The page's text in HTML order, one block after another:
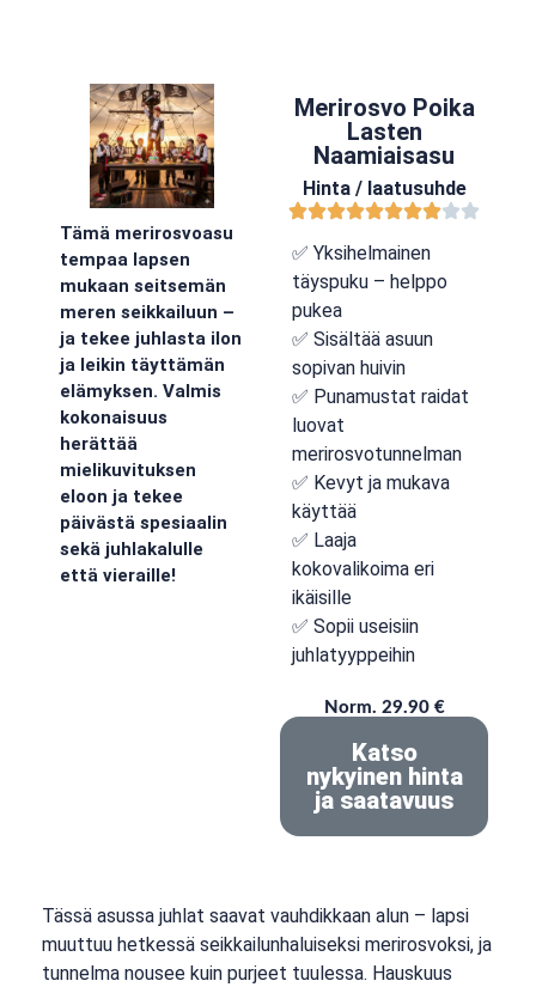
Tämä merirosvoasu
tempaa lapsen
mukaan seitsemän
meren seikkailuun –
ja tekee juhlasta ilon
ja leikin täyttämän
elämyksen. Valmis
kokonaisuus
herättää
mielikuvituksen
eloon ja tekee
päivästä spesiaalin
sekä juhlakalulle
että vieraille!
Merirosvo Poika
Lasten
Naamiaisasu
Hinta / laatusuhde
✅ Yksihelmainen
täyspuku – helppo
pukea
✅ Sisältää asuun
sopivan huivin
✅ Punamustat raidat
luovat
merirosvotunnelman
✅ Kevyt ja mukava
käyttää
✅ Laaja
kokovalikoima eri
ikäisille
✅ Sopii useisiin
juhlatyyppeihin
Norm. 29.90 €
Katso
nykyinen hinta
ja saatavuus
Tässä asussa juhlat saavat vauhdikkaan alun – lapsi
muuttuu hetkessä seikkailunhaluiseksi merirosvoksi, ja
tunnelma nousee kuin purjeet tuulessa. Hauskuus